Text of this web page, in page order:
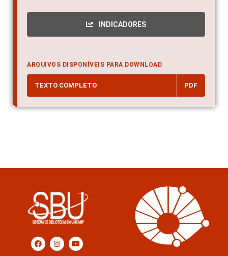
INDICADORES
ARQUIVOS DISPONÍVEIS PARA DOWNLOAD
TEXTO COMPLETO PDF